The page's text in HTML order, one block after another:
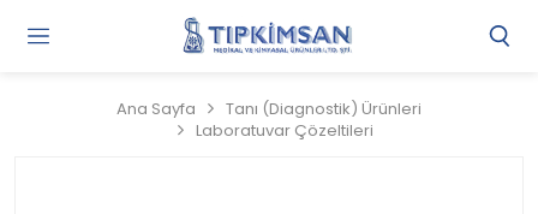
Ana Sayfa
Tanı (Diagnostik) Ürünleri
Laboratuvar Çözeltileri